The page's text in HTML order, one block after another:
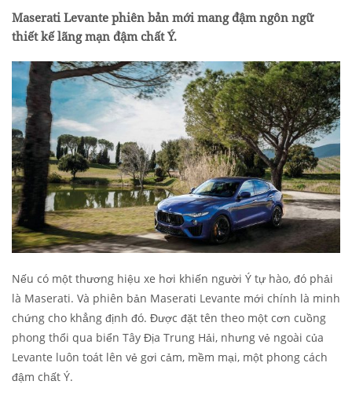
Maserati Levante phiên bản mới mang đậm ngôn ngữ
thiết kế lãng mạn đậm chất Ý.
Nếu có một thương hiệu xe hơi khiến người Ý tự hào, đó phải
là Maserati. Và phiên bản Maserati Levante mới chính là minh
chứng cho khẳng định đó. Được đặt tên theo một cơn cuồng
phong thổi qua biển Tây Địa Trung Hải, nhưng vẻ ngoài của
Levante luôn toát lên vẻ gơi cảm, mềm mại, một phong cách
đậm chất Ý.